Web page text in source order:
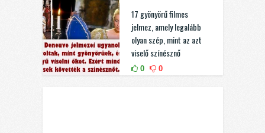
17 gyönyörű filmes
jelmez, amely legalább
olyan szép, mint az azt
viselő színésznő
0 0